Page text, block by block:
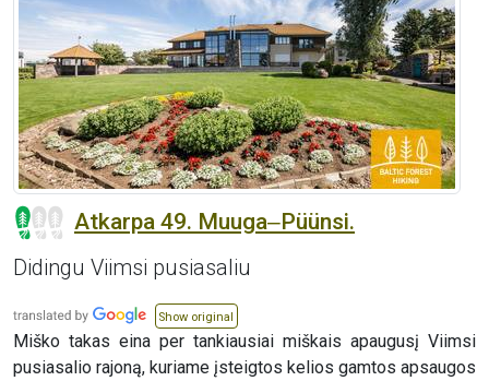
Atkarpa 49. Muuga‒Püünsi.
Didingu Viimsi pusiasaliu
Show original
Miško takas eina per tankiausiai miškais apaugusį Viimsi
pusiasalio rajoną, kuriame įsteigtos kelios gamtos apsaugos